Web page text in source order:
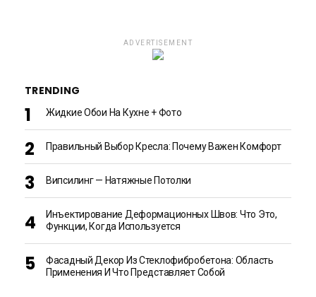
ADVERTISEMENT
TRENDING
Жидкие Обои На Кухне + Фото
Правильный Выбор Кресла: Почему Важен Комфорт
Випсилинг — Натяжные Потолки
Инъектирование Деформационных Швов: Что Это,
Функции, Когда Используется
Фасадный Декор Из Стеклофибробетона: Область
Применения И Что Представляет Собой